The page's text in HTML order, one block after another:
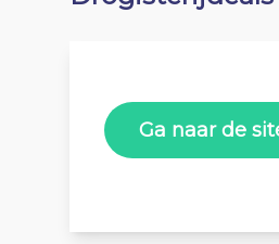
Ga naar de